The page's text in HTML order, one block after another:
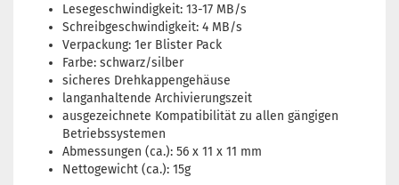
Lesegeschwindigkeit: 13-17 MB/s
Schreibgeschwindigkeit: 4 MB/s
Verpackung: 1er Blister Pack
Farbe: schwarz/silber
sicheres Drehkappengehäuse
langanhaltende Archivierungszeit
ausgezeichnete Kompatibilität zu allen gängigen
Betriebssystemen
Abmessungen (ca.): 56 x 11 x 11 mm
Nettogewicht (ca.): 15g